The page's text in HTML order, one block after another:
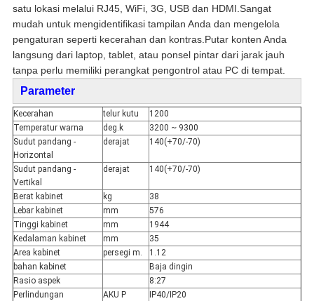
satu lokasi melalui RJ45, WiFi, 3G, USB dan HDMI.Sangat
mudah untuk mengidentifikasi tampilan Anda dan mengelola
pengaturan seperti kecerahan dan kontras.Putar konten Anda
langsung dari laptop, tablet, atau ponsel pintar dari jarak jauh
tanpa perlu memiliki perangkat pengontrol atau PC di tempat.
Parameter
Kecerahan telur kutu
1200
Temperatur warna
deg.k
3200 ~ 9300
Sudut pandang -
Horizontal
derajat 140(+70/-70)
Sudut pandang -
Vertikal
derajat 140(+70/-70)
Berat kabinet kg
38
Lebar kabinet
mm
576
Tinggi kabinet
mm
1944
Kedalaman kabinet
mm
35
Area kabinet
persegi m.
1.12
bahan kabinet
Baja dingin
Rasio aspek
8:27
Perlindungan
AKU P IP40/IP20